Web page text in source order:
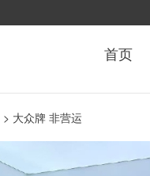
首页
> 大众牌 非营运